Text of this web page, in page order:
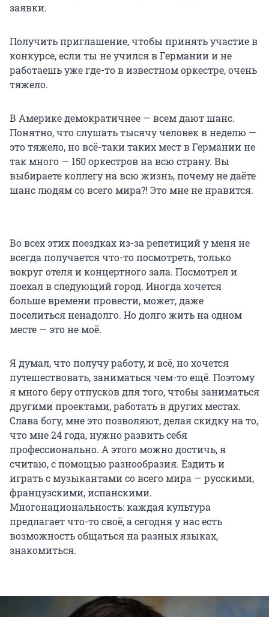
заявки.
Получить приглашение, чтобы принять участие в
конкурсе, если ты не учился в Германии и не
работаешь уже где-то в известном оркестре, очень
тяжело.
В Америке демократичнее — всем дают шанс.
Понятно, что слушать тысячу человек в неделю —
это тяжело, но всё-таки таких мест в Германии не
так много — 150 оркестров на всю страну. Вы
выбираете коллегу на всю жизнь, почему не даёте
шанс людям со всего мира?! Это мне не нравится.
Во всех этих поездках из-за репетиций у меня не
всегда получается что-то посмотреть, только
вокруг отеля и концертного зала. Посмотрел и
поехал в следующий город. Иногда хочется
больше времени провести, может, даже
поселиться ненадолго. Но долго жить на одном
месте — это не моё.
Я думал, что получу работу, и всё, но хочется
путешествовать, заниматься чем-то ещё. Поэтому
я много беру отпусков для того, чтобы заниматься
другими проектами, работать в других местах.
Слава богу, мне это позволяют, делая скидку на то,
что мне 24 года, нужно развить себя
профессионально. А этого можно достичь, я
считаю, с помощью разнообразия. Ездить и
играть с музыкантами со всего мира — русскими,
французскими, испанскими.
Многонациональность: каждая культура
предлагает что-то своё, а сегодня у нас есть
возможность общаться на разных языках,
знакомиться.